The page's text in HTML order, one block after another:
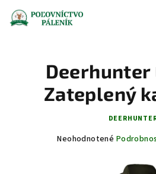
obsah
Deerhunter
Zateplený
Priemerné
Neohodnotené